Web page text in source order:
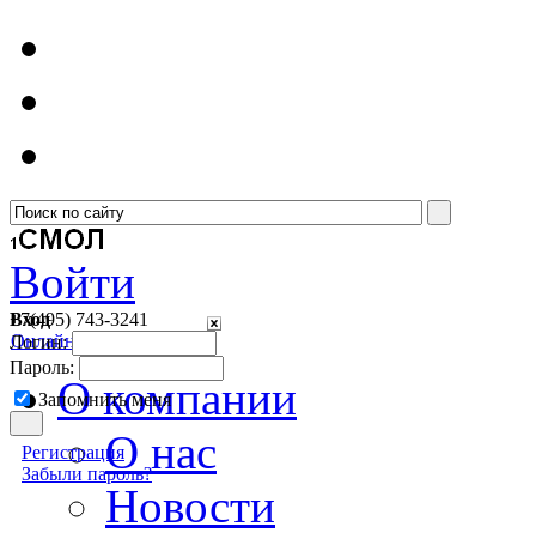
Войти
Вход
Логин:
Пароль:
Запомнить меня
Регистрация
Забыли пароль?
+7(495) 743-3241
Онлайн консультант
О компании
О нас
Новости